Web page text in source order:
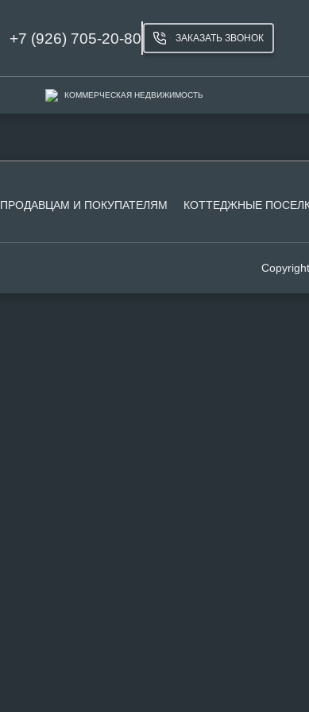
+7 (926) 705-20-80 ЗАКАЗАТЬ ЗВОНОК
КОММЕРЧЕСКАЯ НЕДВИЖИМОСТЬ
ПРОДАВЦАМ И ПОКУПАТЕЛЯМ КОТТЕДЖНЫЕ